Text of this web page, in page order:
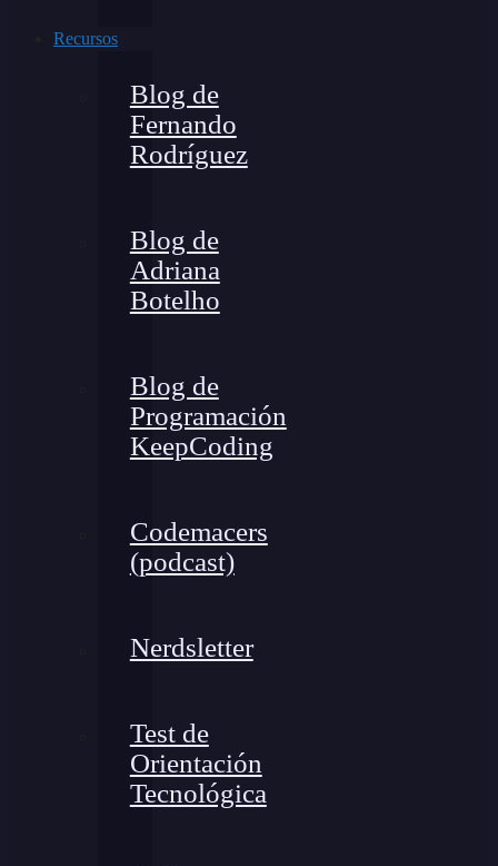
Recursos
Blog de
Fernando
Rodríguez
Blog de
Adriana
Botelho
Blog de
Programación
KeepCoding
Codemacers
(podcast)
Nerdsletter
Test de
Orientación
Tecnológica